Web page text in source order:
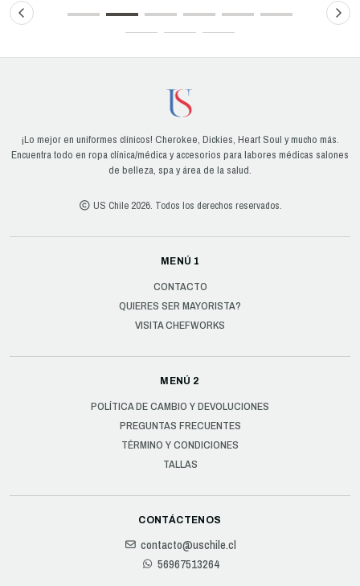
¡Lo mejor en uniformes clínicos! Cherokee, Dickies, Heart Soul y mucho más.
Encuentra todo en ropa clínica/médica y accesorios para labores médicas salones
de belleza, spa y área de la salud.
US Chile 2026. Todos los derechos reservados.
MENÚ 1
CONTACTO
QUIERES SER MAYORISTA?
VISITA CHEFWORKS
MENÚ 2
POLÍTICA DE CAMBIO Y DEVOLUCIONES
PREGUNTAS FRECUENTES
TÉRMINO Y CONDICIONES
TALLAS
CONTÁCTENOS
contacto@uschile.cl
56967513264